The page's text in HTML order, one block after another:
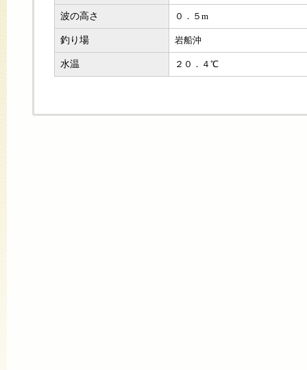
波の高さ ０．５m
釣り場 岩船沖
水温 ２０．４℃